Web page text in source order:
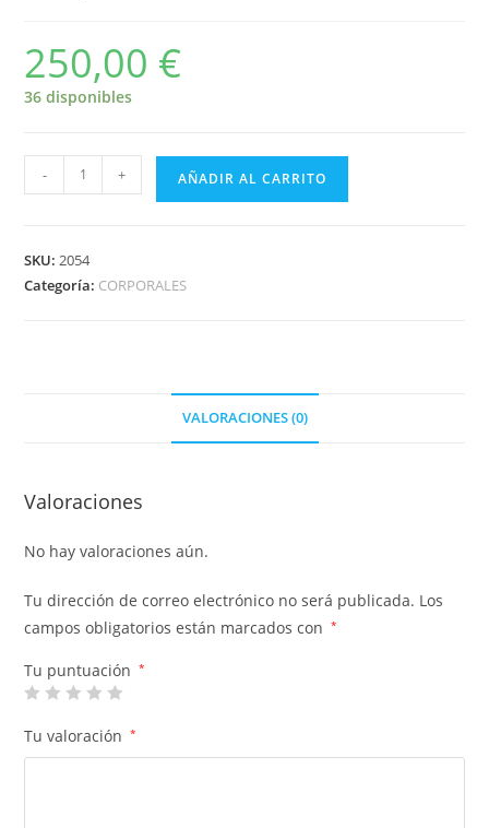
250,00 €
36 disponibles
- + AÑADIR AL CARRITO
SKU:2054
Categoría: CORPORALES
VALORACIONES (0)
Valoraciones
No hay valoraciones aún.
Tu dirección de correo electrónico no será publicada. Los
campos obligatorios están marcados con
*
Tu puntuación *
Tu valoración *